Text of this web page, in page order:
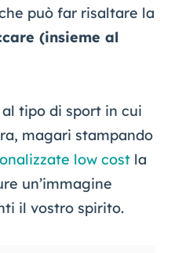
può far risaltare la
(insieme al
tipo di sport in cui
magari stampando
low cost la
un’immagine
il vostro spirito.